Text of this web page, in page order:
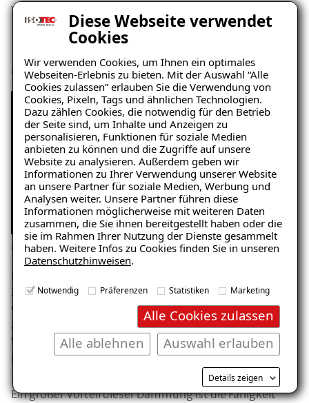
Diese Webseite verwendet
Cookies
Wir verwenden Cookies, um Ihnen ein optimales
Webseiten-Erlebnis zu bieten. Mit der Auswahl “Alle
Cookies zulassen” erlauben Sie die Verwendung von
Cookies, Pixeln, Tags und ähnlichen Technologien.
Dazu zählen Cookies, die notwendig für den Betrieb
der Seite sind, um Inhalte und Anzeigen zu
personalisieren, Funktionen für soziale Medien
anbieten zu können und die Zugriffe auf unsere
Website zu analysieren. Außerdem geben wir
Informationen zu Ihrer Verwendung unserer Website
an unsere Partner für soziale Medien, Werbung und
Analysen weiter. Unsere Partner führen diese
Informationen möglicherweise mit weiteren Daten
zusammen, die Sie ihnen bereitgestellt haben oder die
sie im Rahmen Ihrer Nutzung der Dienste gesammelt
haben. Weitere Infos zu Cookies finden Sie in unseren
Datenschutzhinweisen.
Notwendig Präferenzen Statistiken Marketing
Alle Cookies zulassen
Auswahl erlauben
Alle ablehnen
Details zeigen
verlegt werden muss.
Innendämmung mit
Mineralschaumplatten
Innendämmung mit einer Mineralschaumplatte
Das Material der Platten besteht aus Sand, Kalk,
Zement und Wasser. Diese mineralischen Grundstoffe
werden zu dem feuchteunempfindlichen Dämmstoff
aufgeschäumt, der sehr leicht ist und eine geringe
Wärmeleitfähigkeit und somit eine gute
Dämmwirkung hat.
Ein großer Vorteil dieser Dämmung ist die Fähigkeit
Ratgeber „Schimmel“
– jetzt kostenlos erhalten!
E-Mail eingeben
Kostenlosen Ratgeber anfordern
Voraussetzung für den Erhalt des kostenfreien